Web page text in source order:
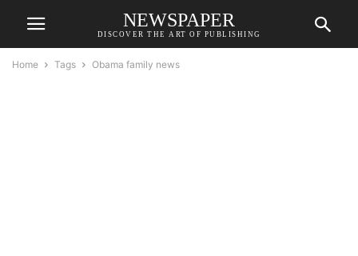
NEWSPAPER
DISCOVER THE ART OF PUBLISHING
Home Tags Obama family news